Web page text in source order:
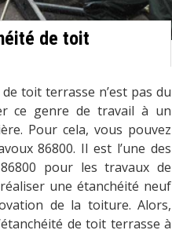
de toit
toit terrasse n’est pas du
ce genre de travail à un
Pour cela, vous pouvez
86800. Il est l’une des
pour les travaux de
une étanchéité neuf
de la toiture. Alors,
de toit terrasse à